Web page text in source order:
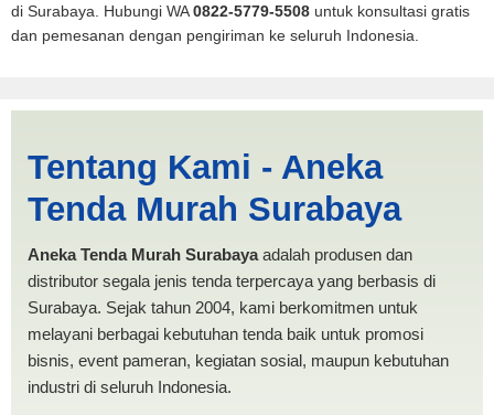
di Surabaya. Hubungi WA0822-5779-5508 untuk konsultasi gratis
dan pemesanan dengan pengiriman ke seluruh Indonesia.
PRODUKSI ANEKA TENDA
MURAH
Tentang Kami - Aneka
Tenda Murah Surabaya
Aneka Tenda Murah Surabayaadalah produsen dan
distributor segala jenis tenda terpercaya yang berbasis di
Surabaya. Sejak tahun 2004, kami berkomitmen untuk
melayani berbagai kebutuhan tenda baik untuk promosi
bisnis, event pameran, kegiatan sosial, maupun kebutuhan
industri di seluruh Indonesia.